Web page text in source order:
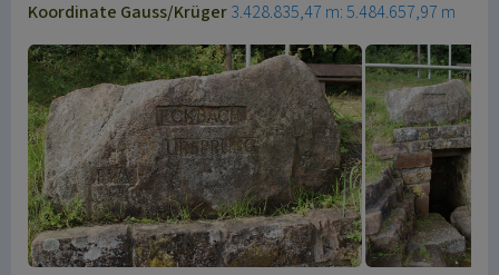
Koordinate Gauss/Krüger3.428.835,47 m: 5.484.657,97 m